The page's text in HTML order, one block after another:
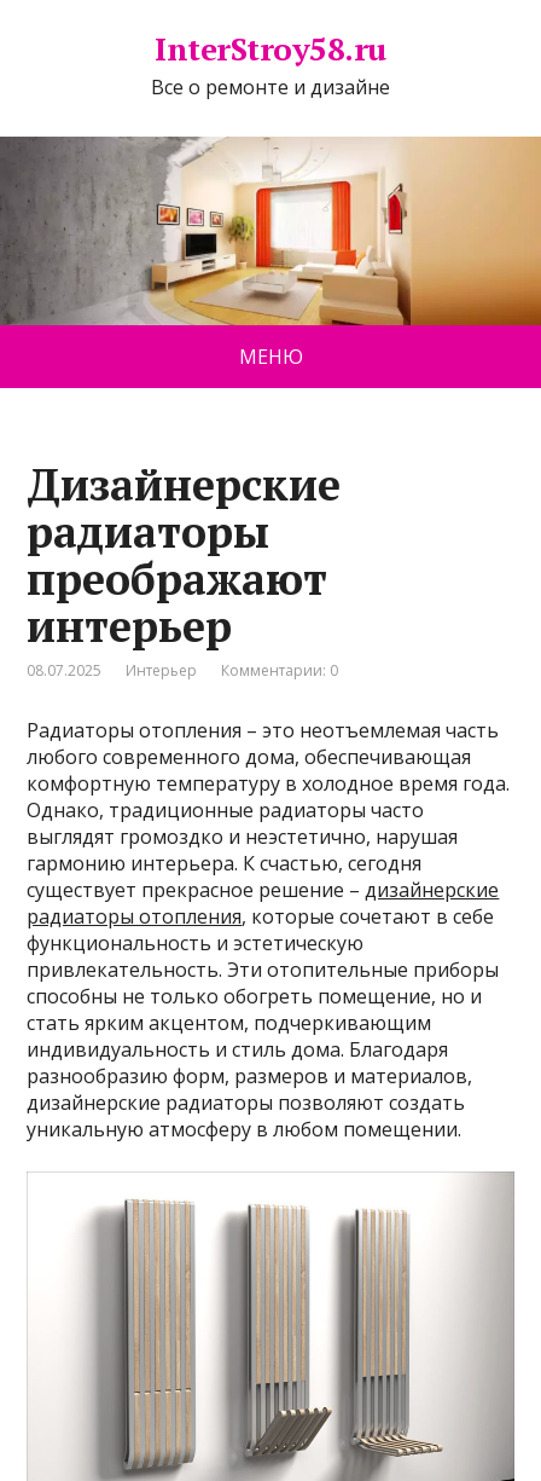
InterStroy58.ru
Все о ремонте и дизайне
МЕНЮ
Дизайнерские
радиаторы
преображают
интерьер
08.07.2025 Интерьер Комментарии: 0
Радиаторы отопления – это неотъемлемая часть
любого современного дома, обеспечивающая
комфортную температуру в холодное время года.
Однако, традиционные радиаторы часто
выглядят громоздко и неэстетично, нарушая
гармонию интерьера. К счастью, сегодня
существует прекрасное решение –дизайнерские
радиаторы отопления, которые сочетают в себе
функциональность и эстетическую
привлекательность. Эти отопительные приборы
способны не только обогреть помещение, но и
стать ярким акцентом, подчеркивающим
индивидуальность и стиль дома. Благодаря
разнообразию форм, размеров и материалов,
дизайнерские радиаторы позволяют создать
уникальную атмосферу в любом помещении.